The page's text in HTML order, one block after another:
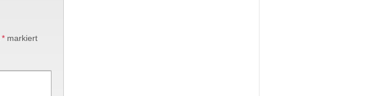
* markiert